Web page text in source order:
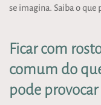
se imagina. Saiba o que
Ficar com
comum do
pode